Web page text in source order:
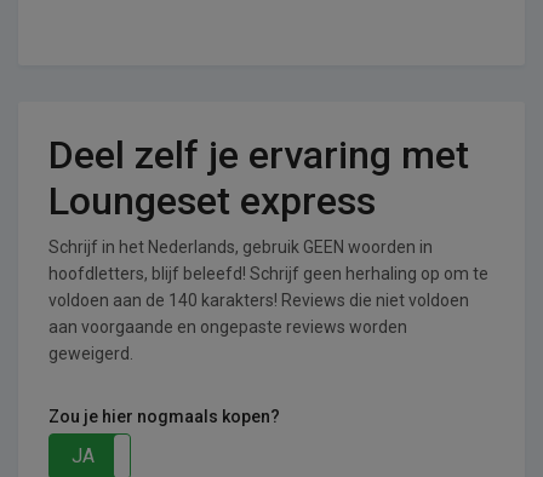
Deel zelf je ervaring met
Loungeset express
Schrijf in het Nederlands, gebruik GEEN woorden in
hoofdletters, blijf beleefd! Schrijf geen herhaling op om te
voldoen aan de 140 karakters! Reviews die niet voldoen
aan voorgaande en ongepaste reviews worden
geweigerd.
Zou je hier nogmaals kopen?
JA